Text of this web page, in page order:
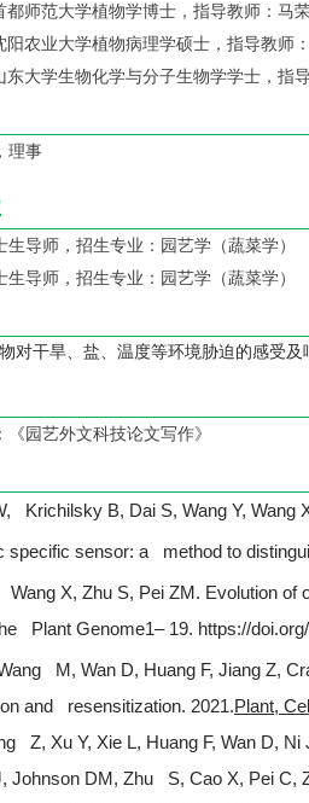
都师范大学植物学博士，指导教师：马
阳农业大学植物病理学硕士，指导教师
东大学生物化学与分子生物学学士，指
理事
导师，招生专业：园艺学（蔬菜学）
导师，招生专业：园艺学（蔬菜学）
对干旱、盐、温度等环境胁迫的感受及
园艺外文科技论文写作》
Krichilsky B, Dai S, Wang Y,
specific sensor: a method to
X, Zhu S, Pei ZM. Evolution of
Plant Genome1– 19. https://
M, Wan D, Huang F, Jiang Z,
and resensitization. 2021.Plant,
Z, Xu Y, Xie L, Huang F, Wan D, Ni
Johnson DM, Zhu S, Cao X, Pei C,